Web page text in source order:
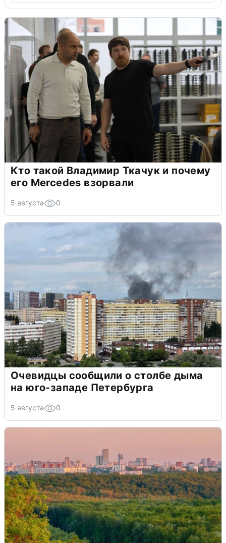
Кто такой Владимир Ткачук и почему
его Mercedes взорвали
5 августа 0
Очевидцы сообщили о столбе дыма
на юго-западе Петербурга
5 августа 0